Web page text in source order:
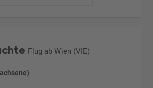
Flug ab Wien (VIE)